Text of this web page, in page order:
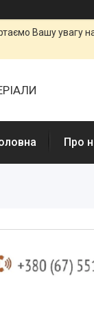
Вашу увагу
Про